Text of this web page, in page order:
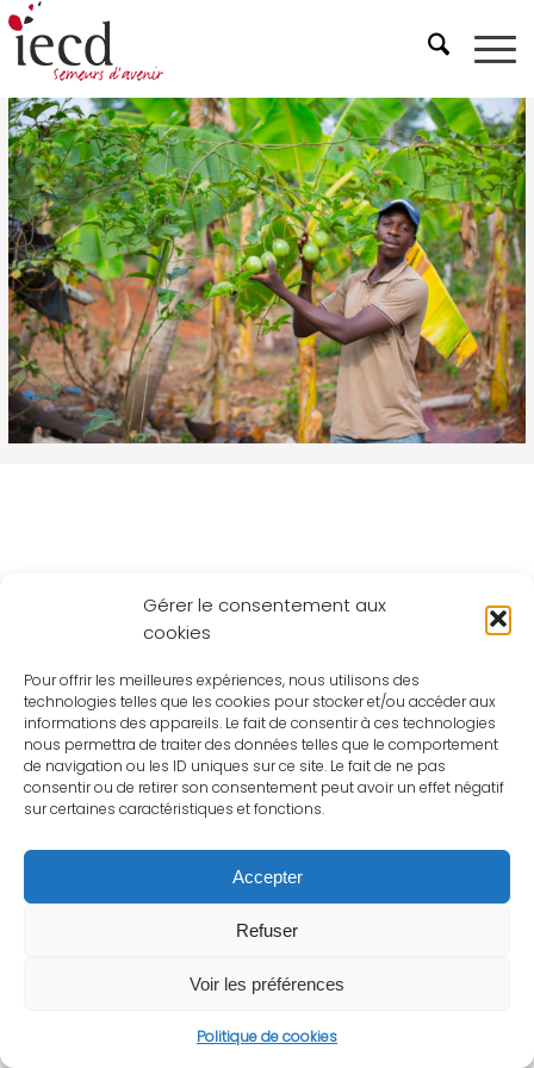
Gérer le consentement aux
cookies
Pour offrir les meilleures expériences, nous utilisons des
technologies telles que les cookies pour stocker et/ou accéder aux
informations des appareils. Le fait de consentir à ces technologies
nous permettra de traiter des données telles que le comportement
de navigation ou les ID uniques sur ce site. Le fait de ne pas
consentir ou de retirer son consentement peut avoir un effet négatif
sur certaines caractéristiques et fonctions.
Accepter
Refuser
Voir les préférences
Politique de cookies